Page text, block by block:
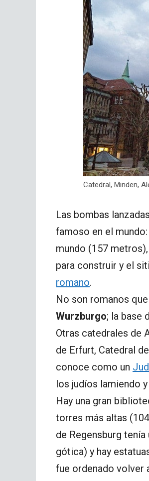
Catedral, Minden,
Las bombas
famoso en el
mundo (157
para construir y el
romano.
No son romanos
Wurzburgo; la base
Otras catedrales de
de Erfurt, Catedral
conoce como un
los judíos lamiendo
Hay una gran
torres más altas
de Regensburg
gótica) y hay
fue ordenado volver